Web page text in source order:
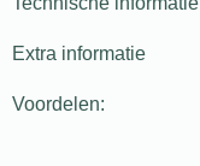
Extra informatie
Voordelen: